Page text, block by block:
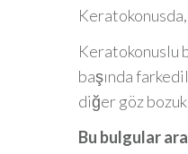
Keratokonuslu
başında
diğer göz
Bu bulgular